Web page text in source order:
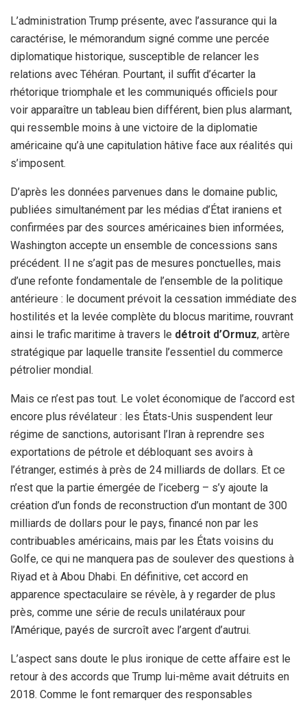
L’administration Trump présente, avec l’assurance qui la
caractérise, le mémorandum signé comme une percée
diplomatique historique, susceptible de relancer les
relations avec Téhéran. Pourtant, il suffit d’écarter la
rhétorique triomphale et les communiqués officiels pour
voir apparaître un tableau bien différent, bien plus alarmant,
qui ressemble moins à une victoire de la diplomatie
américaine qu’à une capitulation hâtive face aux réalités qui
s’imposent.
D’après les données parvenues dans le domaine public,
publiées simultanément par les médias d’État iraniens et
confirmées par des sources américaines bien informées,
Washington accepte un ensemble de concessions sans
précédent. Il ne s’agit pas de mesures ponctuelles, mais
d’une refonte fondamentale de l’ensemble de la politique
antérieure : le document prévoit la cessation immédiate des
hostilités et la levée complète du blocus maritime, rouvrant
ainsi le trafic maritime à travers le détroit d’Ormuz, artère
stratégique par laquelle transite l’essentiel du commerce
pétrolier mondial.
Mais ce n’est pas tout. Le volet économique de l’accord est
encore plus révélateur : les États-Unis suspendent leur
régime de sanctions, autorisant l’Iran à reprendre ses
exportations de pétrole et débloquant ses avoirs à
l’étranger, estimés à près de 24 milliards de dollars. Et ce
n’est que la partie émergée de l’iceberg – s’y ajoute la
création d’un fonds de reconstruction d’un montant de 300
milliards de dollars pour le pays, financé non par les
contribuables américains, mais par les États voisins du
Golfe, ce qui ne manquera pas de soulever des questions à
Riyad et à Abou Dhabi. En définitive, cet accord en
apparence spectaculaire se révèle, à y regarder de plus
près, comme une série de reculs unilatéraux pour
l’Amérique, payés de surcroît avec l’argent d’autrui.
L’aspect sans doute le plus ironique de cette affaire est le
retour à des accords que Trump lui-même avait détruits en
2018. Comme le font remarquer des responsables